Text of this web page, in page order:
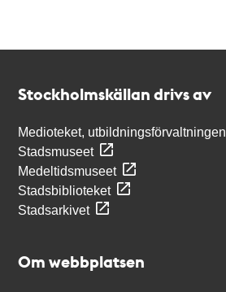
Stockholmskällan drivs av
Medioteket, utbildningsförvaltningen
Stadsmuseet
Medeltidsmuseet
Stadsbiblioteket
Stadsarkivet
Om webbplatsen